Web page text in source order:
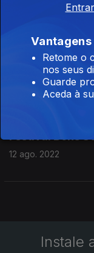
Festival Bons
13 ago. 2022
12 ago. 2022
Instale
Vantagens
Retome o
nos seus
Guarde
Aceda à